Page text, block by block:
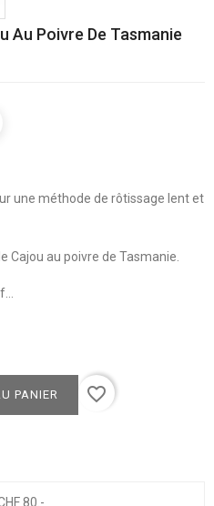
Au Poivre De Tasmanie
une méthode de rôtissage lent et
Cajou au poivre de Tasmanie.
PANIER favorite_border
80.-